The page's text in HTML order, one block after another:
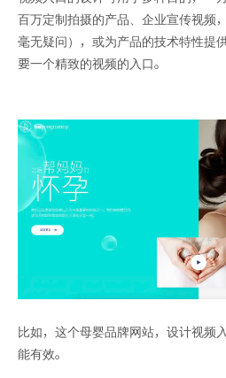
百万定制拍摄的产品、企业宣传视频
毫无疑问），或为产品的技术特性提
要一个精致的视频的入口。
比如，这个母婴品牌网站，设计视频
能有效。